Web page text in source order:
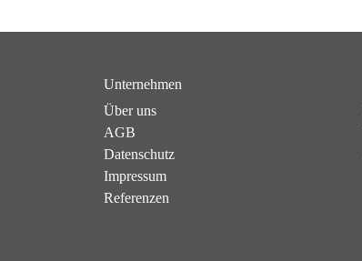
Unternehmen
Über uns
AGB
Datenschutz
Impressum
Referenzen